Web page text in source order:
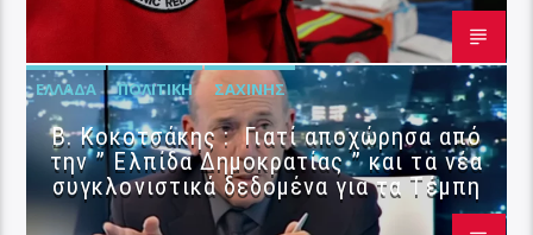
ΕΛΛΆΔΑ ΠΟΛΙΤΙΚΉ ΣΑΧΊΝΗΣ
Β. Κοκοτσάκης : Γιατί αποχώρησα από
την ” Ελπίδα Δημοκρατίας ” και τα νέα
συγκλονιστικά δεδομένα για τα Τέμπη